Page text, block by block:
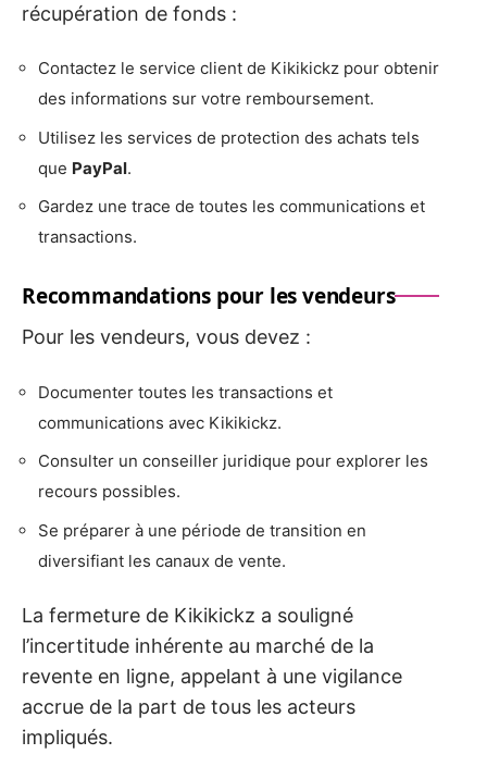
récupération de fonds :
Contactez le service client de Kikikickz pour obtenir
des informations sur votre remboursement.
Utilisez les services de protection des achats tels
que PayPal.
Gardez une trace de toutes les communications et
transactions.
Recommandations pour les vendeurs
Pour les vendeurs, vous devez :
Documenter toutes les transactions et
communications avec Kikikickz.
Consulter un conseiller juridique pour explorer les
recours possibles.
Se préparer à une période de transition en
diversifiant les canaux de vente.
La fermeture de Kikikickz a souligné
l’incertitude inhérente au marché de la
revente en ligne, appelant à une vigilance
accrue de la part de tous les acteurs
impliqués.